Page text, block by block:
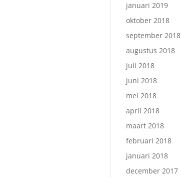
januari 2019
oktober 2018
september 2018
augustus 2018
juli 2018
juni 2018
mei 2018
april 2018
maart 2018
februari 2018
januari 2018
december 2017